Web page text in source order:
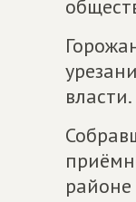
власти.